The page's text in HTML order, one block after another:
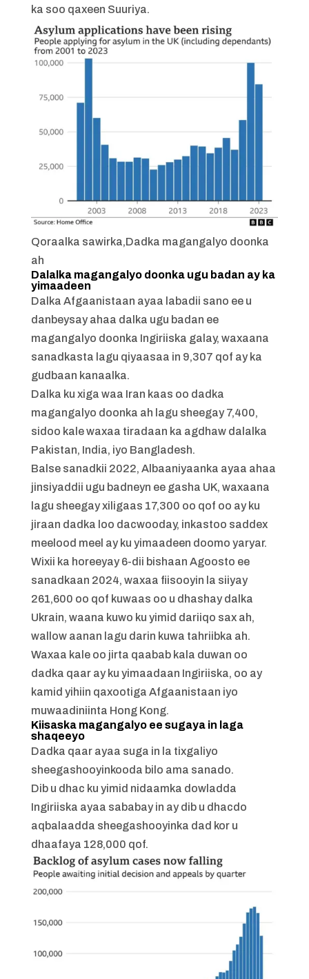
ka soo qaxeen Suuriya.
Qoraalka sawirka,Dadka magangalyo doonka
ah
Dalalka magangalyo doonka ugu badan ay ka
yimaadeen
Dalka Afgaanistaan ayaa labadii sano ee u
danbeysay ahaa dalka ugu badan ee
magangalyo doonka Ingiriiska galay, waxaana
sanadkasta lagu qiyaasaa in 9,307 qof ay ka
gudbaan kanaalka.
Dalka ku xiga waa Iran kaas oo dadka
magangalyo doonka ah lagu sheegay 7,400,
sidoo kale waxaa tiradaan ka agdhaw dalalka
Pakistan, India, iyo Bangladesh.
Balse sanadkii 2022, Albaaniyaanka ayaa ahaa
jinsiyaddii ugu badneyn ee gasha UK, waxaana
lagu sheegay xiligaas 17,300 oo qof oo ay ku
jiraan dadka loo dacwooday, inkastoo saddex
meelood meel ay ku yimaadeen doomo yaryar.
Wixii ka horeeyay 6-dii bishaan Agoosto ee
sanadkaan 2024, waxaa fiisooyin la siiyay
261,600 oo qof kuwaas oo u dhashay dalka
Ukrain, waana kuwo ku yimid dariiqo sax ah,
wallow aanan lagu darin kuwa tahriibka ah.
Waxaa kale oo jirta qaabab kala duwan oo
dadka qaar ay ku yimaadaan Ingiriiska, oo ay
kamid yihiin qaxootiga Afgaanistaan iyo
muwaadiniinta Hong Kong.
Kiisaska magangalyo ee sugaya in laga
shaqeeyo
Dadka qaar ayaa suga in la tixgaliyo
sheegashooyinkooda bilo ama sanado.
Dib u dhac ku yimid nidaamka dowladda
Ingiriiska ayaa sababay in ay dib u dhacdo
aqbalaadda sheegashooyinka dad kor u
dhaafaya 128,000 qof.